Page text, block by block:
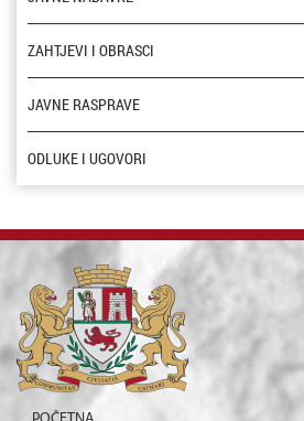
ZAHTJEVI I OBRASCI
JAVNE RASPRAVE
ODLUKE I UGOVORI